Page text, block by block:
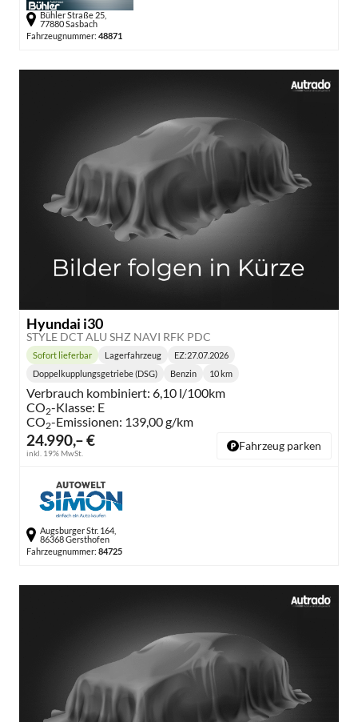
Bühler Straße 25,
77880 Sasbach
Fahrzeugnummer: 48871
Hyundai i30
STYLE DCT ALU SHZ NAVI RFK PDC
24.990,– €
inkl. 19% MwSt.
Lieferzeit:
Sofort lieferbar Lagerfahrzeug EZ:27.07.2026
Getriebe:
Doppelkupplungsgetriebe (DSG)
Kraftstoff:
Benzin
Kilometerstand:
10 km
Verbrauch kombiniert: 6,10 l/100km
CO2-Klasse: E
CO2-Emissionen: 139,00 g/km
Fahrzeug parken
Augsburger Str. 164,
86368 Gersthofen
Fahrzeugnummer: 84725